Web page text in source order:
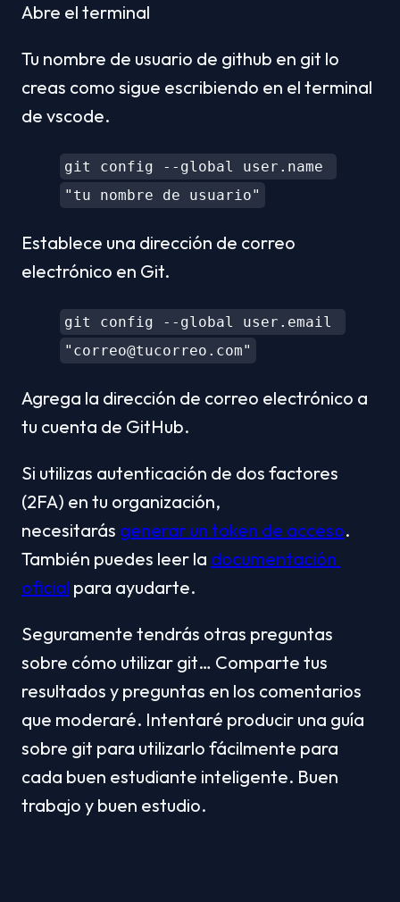
Abre el terminal
Tu nombre de usuario de github en git lo
creas como sigue escribiendo en el terminal
de vscode.
"tu nombre de usuario"
Establece una dirección de correo
electrónico en Git.
"correo@tucorreo.com"
Agrega la dirección de correo electrónico a
tu cuenta de GitHub.
Si utilizas autenticación de dos factores
(2FA) en tu organización,
necesitarás generar un token de acceso.
También puedes leer la documentación
oficial para ayudarte.
Seguramente tendrás otras preguntas
sobre cómo utilizar git… Comparte tus
resultados y preguntas en los comentarios
que moderaré. Intentaré producir una guía
sobre git para utilizarlo fácilmente para
cada buen estudiante inteligente. Buen
trabajo y buen estudio.